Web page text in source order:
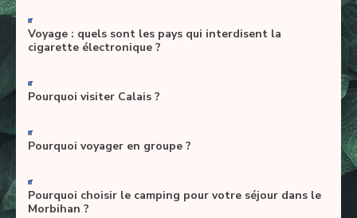
-
Voyage : quels sont les pays qui interdisent la
cigarette électronique ?
-
Pourquoi visiter Calais ?
-
Pourquoi voyager en groupe ?
-
Pourquoi choisir le camping pour votre séjour dans le
Morbihan ?